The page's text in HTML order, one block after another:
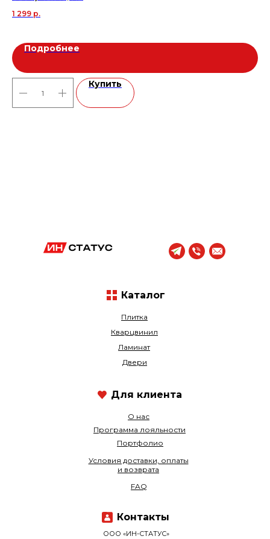
1 299 р.
Подробнее
Купить
Плитка
Кварцвинил
О нас
Ламинат
Программа лояльности
Двери
Портфолио
ООО «ИН-СТАТУС»
Условия доставки, оплаты
и возврата
FAQ
Каталог
Контакты
Для клиента